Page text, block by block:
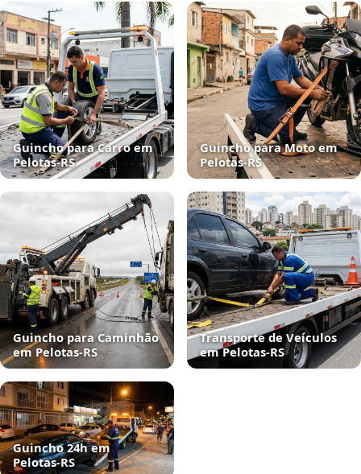
Guincho para Carro em
Pelotas‑RS
Guincho para Moto em
Pelotas‑RS
Guincho para Caminhão
em Pelotas‑RS
Transporte de Veículos
em Pelotas‑RS
Guincho 24h em
Pelotas‑RS